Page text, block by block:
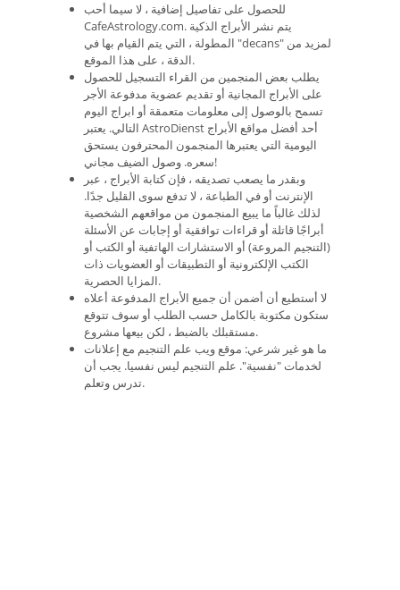
للحصول على تفاصيل إضافية ، لا سيما أحب
CafeAstrology.com. يتم نشر الأبراج الذكية
المطولة ، التي يتم القيام بها في "decans" لمزيد من
الدقة ، على هذا الموقع.
يطلب بعض المنجمين من القراء التسجيل للحصول
على الأبراج المجانية أو تقديم عضوية مدفوعة الأجر
تسمح بالوصول إلى معلومات متعمقة أو ابراج اليوم
التالي. يعتبر AstroDienst أحد أفضل مواقع الأبراج
اليومية التي يعتبرها المنجمون المحترفون يستحق
سعره. وصول الضيف مجاني!
وبقدر ما يصعب تصديقه ، فإن كتابة الأبراج ، عبر
الإنترنت أو في الطباعة ، لا تدفع سوى القليل جدًا.
لذلك غالباً ما يبيع المنجمون من مواقعهم الشخصية
أبراجًا قاتلة أو قراءات توافقية أو إجابات عن الأسئلة
(التنجيم المروعة) أو الاستشارات الهاتفية أو الكتب أو
الكتب الإلكترونية أو التطبيقات أو العضويات ذات
المزايا الحصرية.
لا أستطيع أن أضمن أن جميع الأبراج المدفوعة أعلاه
ستكون مكتوبة بالكامل حسب الطلب أو سوف تتوقع
مستقبلك بالضبط ، لكن بيعها مشروع.
ما هو غير شرعي: موقع ويب علم التنجيم مع إعلانات
لخدمات "نفسية". علم التنجيم ليس نفسيا. يجب أن
تدرس وتعلم.